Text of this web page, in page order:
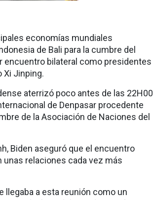
economías mundiales
de Bali para la cumbre del
encuentro bilateral como presidentes
Xi Jinping.
aterrizó poco antes de las 22H00
de Denpasar procedente
de la Asociación de Naciones del
Biden aseguró que el encuentro
unas relaciones cada vez más
llegaba a esta reunión como un